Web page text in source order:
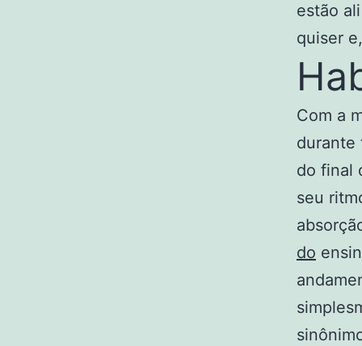
estão
quiser
Com a
durante
do final
seu
do